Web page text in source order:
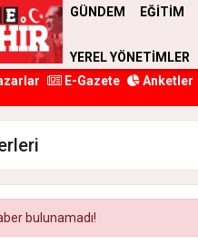
GÜNDEM EĞİTİM
YEREL YÖNETİMLER
E-Gazete Anketler
bulunamadı!